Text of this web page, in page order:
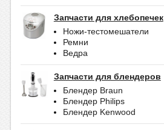
Запчасти для хлебопечек
Ножи-тестомешатели
Ремни
Ведра
Запчасти для блендеров
Блендер Braun
Блендер Philips
Блендер Kenwood